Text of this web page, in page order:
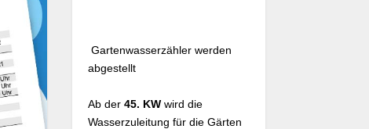
Gartenwasserzähler werden
abgestellt
Ab der45. KW wird die
Wasserzuleitung für die Gärten